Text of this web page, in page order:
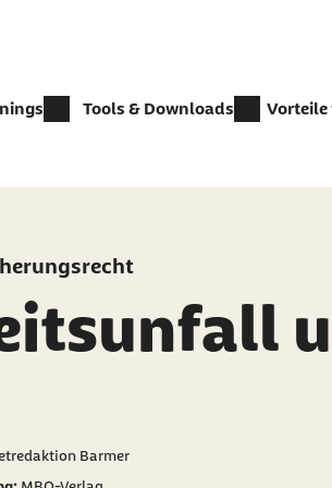
Tools & Downloads Vorteile
als
Barmer